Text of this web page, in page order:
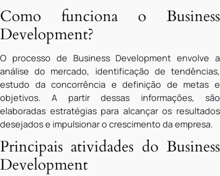
Como funciona o Business
Development?
O processo de Business Development envolve a
análise do mercado, identificação de tendências,
estudo da concorrência e definição de metas e
objetivos. A partir dessas informações, são
elaboradas estratégias para alcançar os resultados
desejados e impulsionar o crescimento da empresa.
Principais atividades do Business
Development